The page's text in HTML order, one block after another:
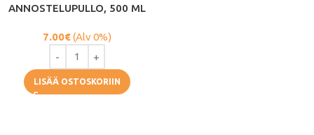
ANNOSTELUPULLO, 500 ML
7.00€(Alv 0%)
LISÄÄ OSTOSKORIIN